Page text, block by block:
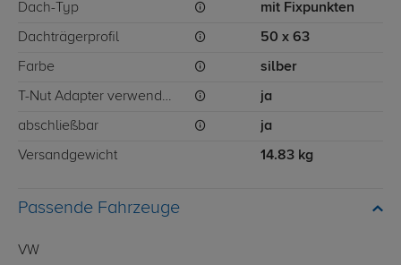
Dach-Typ mit Fixpunkten
Dachträgerprofil 50 x 63
Farbe silber
T-Nut Adapter verwendbar ja
abschließbar ja
Versandgewicht 14.83 kg
Passende Fahrzeuge
VW